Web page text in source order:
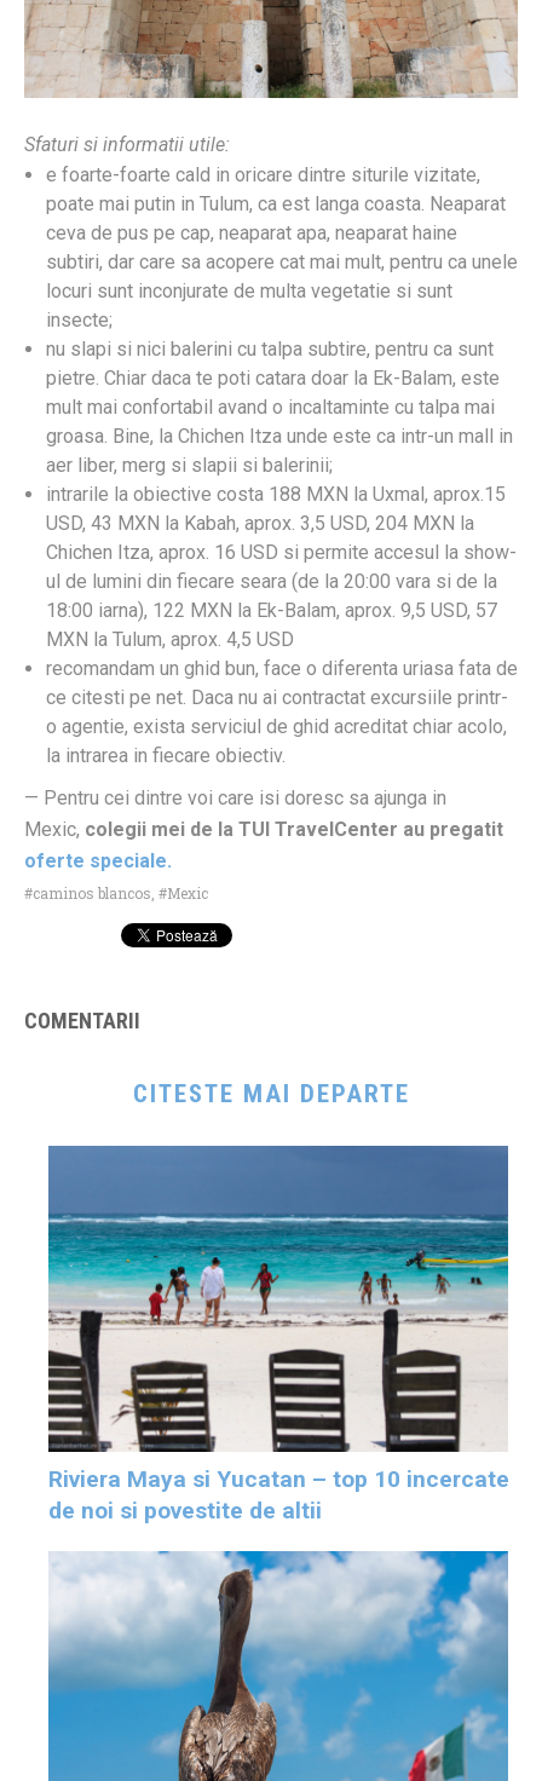
Sfaturi si informatii utile:
e foarte-foarte cald in oricare dintre siturile vizitate,
poate mai putin in Tulum, ca est langa coasta. Neaparat
ceva de pus pe cap, neaparat apa, neaparat haine
subtiri, dar care sa acopere cat mai mult, pentru ca unele
locuri sunt inconjurate de multa vegetatie si sunt
insecte;
nu slapi si nici balerini cu talpa subtire, pentru ca sunt
pietre. Chiar daca te poti catara doar la Ek-Balam, este
mult mai confortabil avand o incaltaminte cu talpa mai
groasa. Bine, la Chichen Itza unde este ca intr-un mall in
aer liber, merg si slapii si balerinii;
intrarile la obiective costa 188 MXN la Uxmal, aprox.15
USD, 43 MXN la Kabah, aprox. 3,5 USD, 204 MXN la
Chichen Itza, aprox. 16 USD si permite accesul la show-
ul de lumini din fiecare seara (de la 20:00 vara si de la
18:00 iarna), 122 MXN la Ek-Balam, aprox. 9,5 USD, 57
MXN la Tulum, aprox. 4,5 USD
recomandam un ghid bun, face o diferenta uriasa fata de
ce citesti pe net. Daca nu ai contractat excursiile printr-
o agentie, exista serviciul de ghid acreditat chiar acolo,
la intrarea in fiecare obiectiv.
— Pentru cei dintre voi care isi doresc sa ajunga in
Mexic, colegii mei de la TUI TravelCenter au pregatit
oferte speciale.
caminos blancos Mexic
COMENTARII
CITESTE MAI DEPARTE
Riviera Maya si Yucatan – top 10 incercate
de noi si povestite de altii